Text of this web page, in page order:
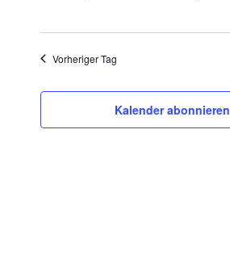
Vorheriger Tag
Kalender abonnieren